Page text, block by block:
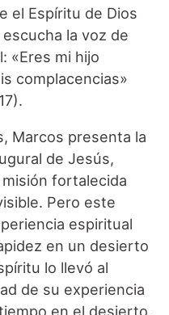
el Espíritu de Dios
la voz de
«Eres mi hijo
complacencias»
Marcos presenta la
de Jesús,
fortalecida
Pero este
espiritual
en un desierto
lo llevó al
de su experiencia
en el desierto,